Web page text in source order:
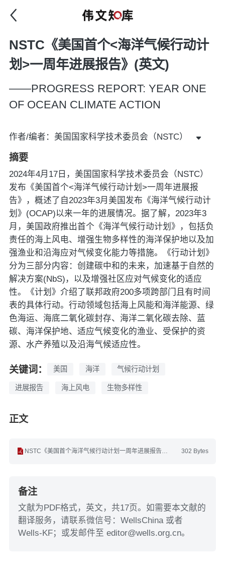
NSTC《美国首个<海洋气候行动计
划>一周年进展报告》(英文)
——PROGRESS REPORT: YEAR ONE
OF OCEAN CLIMATE ACTION
作者/编者：美国国家科学技术委员会（NSTC）
摘要
2024年4月17日，美国国家科学技术委员会（NSTC）
发布《美国首个<海洋气候行动计划>一周年进展报
告》，概述了自2023年3月美国发布《海洋气候行动计
划》(OCAP)以来一年的进展情况。据了解，2023年3
月，美国政府推出首个《海洋气候行动计划》，包括负
责任的海上风电、增强生物多样性的海洋保护地以及加
强渔业和沿海应对气候变化能力等措施。《行动计划》
分为三部分内容：创建碳中和的未来，加速基于自然的
解决方案(NbS)，以及增强社区应对气候变化的适应
性。《计划》介绍了联邦政府200多项跨部门且有时间
表的具体行动。行动领域包括海上风能和海洋能源、绿
色海运、海底二氧化碳封存、海洋二氧化碳去除、蓝
碳、海洋保护地、适应气候变化的渔业、受保护的资
源、水产养殖以及沿海气候适应性。
关键词： 美国 海洋 气候行动计划
进展报告 海上风电 生物多样性
正文
302 Bytes
NSTC《美国首个海洋气候行动计划一周年进展报告》(英文).pdf
备注
文献为PDF格式，英文，共17页。如需要本文献的
翻译服务，请联系微信号：WellsChina 或者
Wells-KF；或发邮件至 editor@wells.org.cn。